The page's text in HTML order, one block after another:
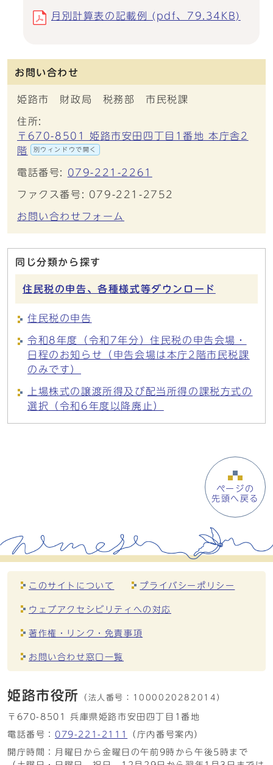
月別計算表の記載例 (pdf、79.34KB)
お問い合わせ
姫路市 財政局 税務部 市民税課
住所:
〒670-8501 姫路市安田四丁目1番地 本庁舎2
階
別ウィンドウで開く
電話番号: 079-221-2261
ファクス番号: 079-221-2752
お問い合わせフォーム
同じ分類から探す
住民税の申告、各種様式等ダウンロード
住民税の申告
令和8年度（令和7年分）住民税の申告会場・
日程のお知らせ（申告会場は本庁2階市民税課
のみです）
上場株式の譲渡所得及び配当所得の課税方式の
選択（令和6年度以降廃止）
ページの
先頭へ戻る
このサイトについて プライバシーポリシー
ウェブアクセシビリティへの対応
著作権・リンク・免責事項
お問い合わせ窓口一覧
姫路市役所 （法人番号： 1000020282014）
〒670-8501 兵庫県姫路市安田四丁目1番地
電話番号： 079-221-2111
（庁内番号案内）
開庁時間：月曜日から金曜日の午前9時から午後5時まで